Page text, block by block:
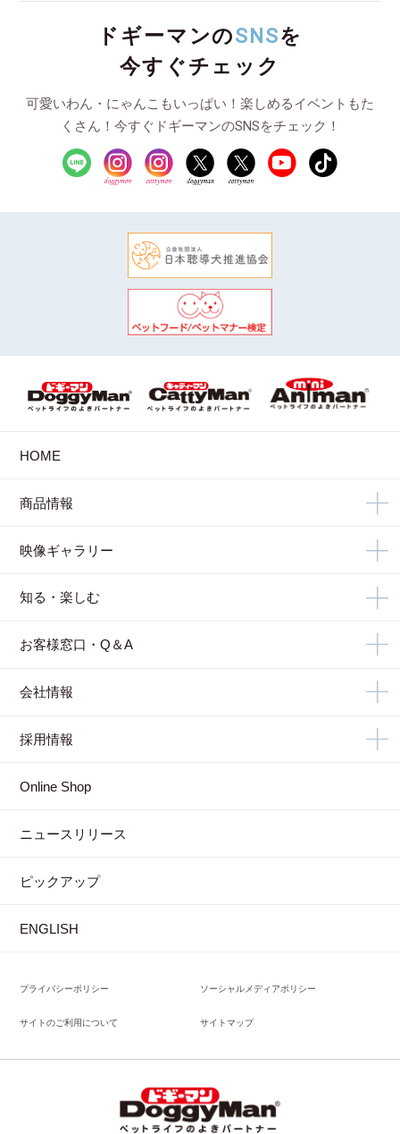
ドギーマンのSNSを
今すぐチェック
可愛いわん・にゃんこもいっぱい！楽しめるイベントもた
くさん！今すぐドギーマンのSNSをチェック！
HOME
商品情報
映像ギャラリー
知る・楽しむ
お客様窓口・Q＆A
会社情報
採用情報
Online Shop
ニュースリリース
ピックアップ
ENGLISH
プライバシーポリシー ソーシャルメディアポリシー
サイトのご利用について サイトマップ